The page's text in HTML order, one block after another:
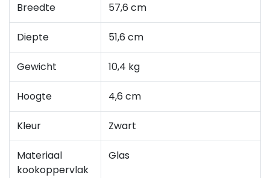
Breedte 57,6 cm
Diepte 51,6 cm
Gewicht 10,4 kg
Hoogte 4,6 cm
Kleur Zwart
Materiaal
kookoppervlak
Glas